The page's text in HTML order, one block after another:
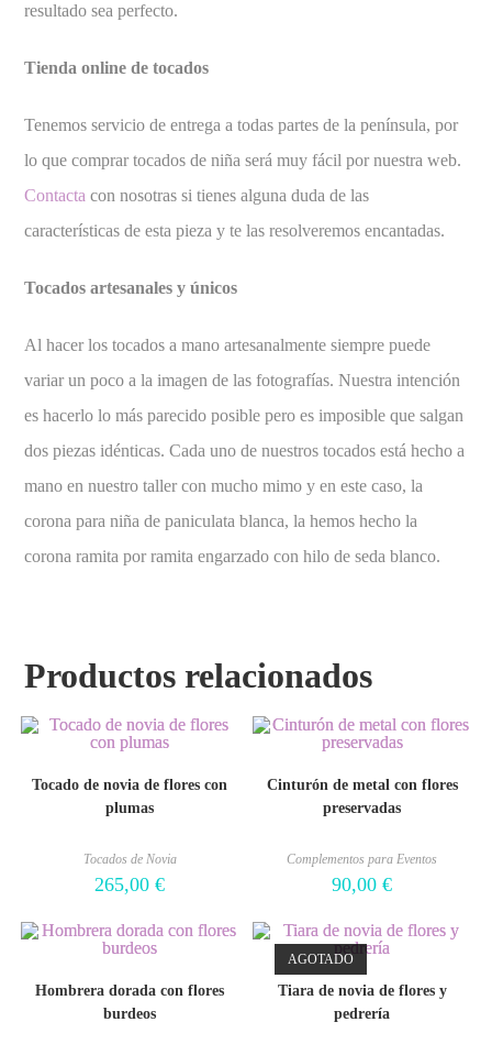
resultado sea perfecto.
Tienda online de tocados
Tenemos servicio de entrega a todas partes de la península, por
lo que comprar tocados de niña será muy fácil por nuestra web.
Contacta con nosotras si tienes alguna duda de las
características de esta pieza y te las resolveremos encantadas.
Tocados artesanales y únicos
Al hacer los tocados a mano artesanalmente siempre puede
variar un poco a la imagen de las fotografías. Nuestra intención
es hacerlo lo más parecido posible pero es imposible que salgan
dos piezas idénticas. Cada uno de nuestros tocados está hecho a
mano en nuestro taller con mucho mimo y en este caso, la
corona para niña de paniculata blanca, la hemos hecho la
corona ramita por ramita engarzado con hilo de seda blanco.
Productos relacionados
Tocado de novia de flores con
plumas
Tocados de Novia
265,00€
Cinturón de metal con flores
preservadas
Complementos para Eventos
90,00€
Hombrera dorada con flores
burdeos
AGOTADO
Tiara de novia de flores y
pedrería